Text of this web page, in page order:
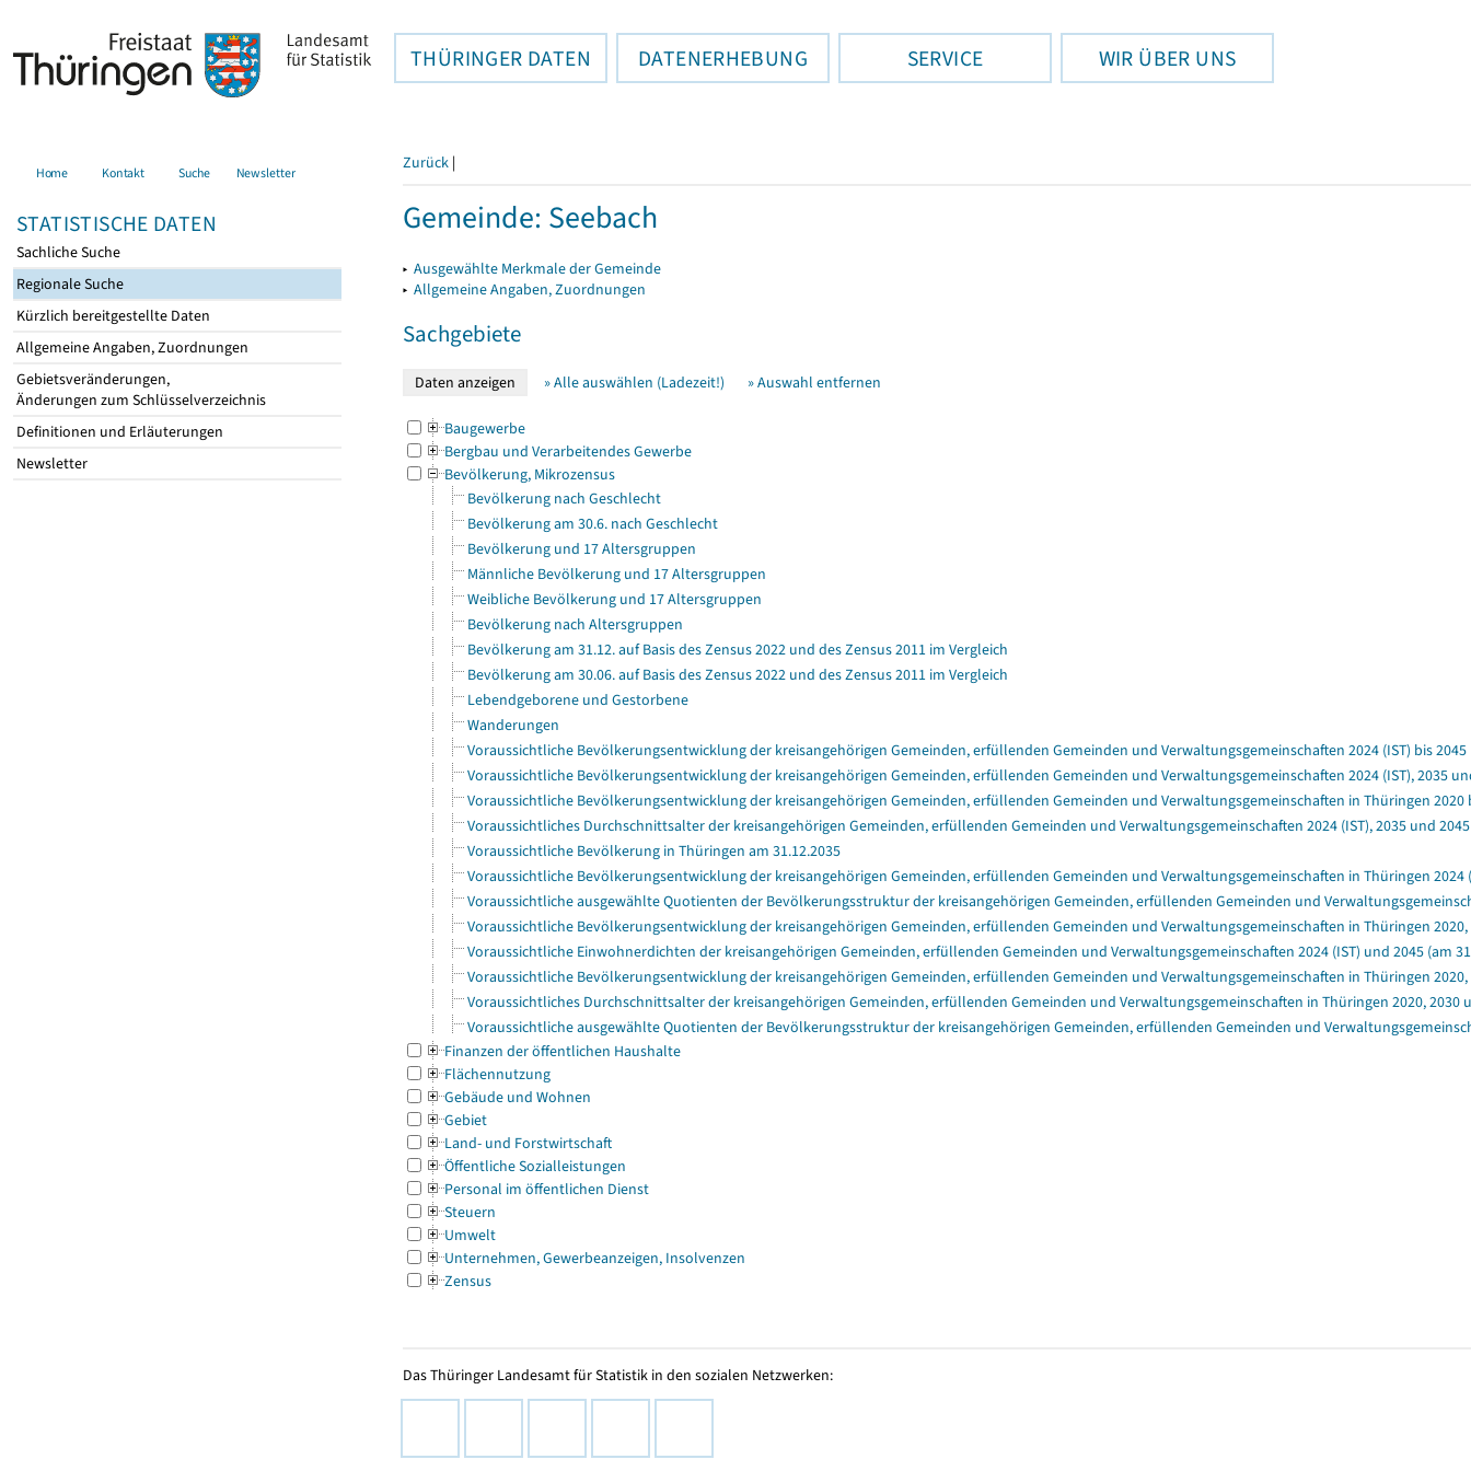
THÜRINGER DATEN DATENERHEBUNG SERVICE WIR ÜBER UNS
Home Kontakt Suche Newsletter
STATISTISCHE DATEN
Sachliche Suche
Regionale Suche
Kürzlich bereitgestellte Daten
Allgemeine Angaben, Zuordnungen
Gebietsveränderungen,
Änderungen zum Schlüsselverzeichnis
Definitionen und Erläuterungen
Newsletter
Zurück |
Gemeinde: Seebach
▸ Ausgewählte Merkmale der Gemeinde
▸ Allgemeine Angaben, Zuordnungen
Sachgebiete
» Alle auswählen (Ladezeit!) » Auswahl entfernen
Baugewerbe
Bergbau und Verarbeitendes Gewerbe
Bevölkerung, Mikrozensus
Bevölkerung nach Geschlecht
Bevölkerung am 30.6. nach Geschlecht
Bevölkerung und 17 Altersgruppen
Männliche Bevölkerung und 17 Altersgruppen
Weibliche Bevölkerung und 17 Altersgruppen
Bevölkerung nach Altersgruppen
Bevölkerung am 31.12. auf Basis des Zensus 2022 und des Zensus 2011 im Vergleich
Bevölkerung am 30.06. auf Basis des Zensus 2022 und des Zensus 2011 im Vergleich
Lebendgeborene und Gestorbene
Wanderungen
Voraussichtliche Bevölkerungsentwicklung der kreisangehörigen Gemeinden, erfüllenden Gemeinden und Verwaltungsgemeinschaften 2024 (IST) bis
Voraussichtliche Bevölkerungsentwicklung der kreisangehörigen Gemeinden, erfüllenden Gemeinden und Verwaltungsgemeinschaften 2024 (IST), 2035
Voraussichtliche Bevölkerungsentwicklung der kreisangehörigen Gemeinden, erfüllenden Gemeinden und Verwaltungsgemeinschaften in Thüringen 2020
Voraussichtliches Durchschnittsalter der kreisangehörigen Gemeinden, erfüllenden Gemeinden und Verwaltungsgemeinschaften 2024 (IST), 2035 und
Voraussichtliche Bevölkerung in Thüringen am 31.12.2035
Voraussichtliche Bevölkerungsentwicklung der kreisangehörigen Gemeinden, erfüllenden Gemeinden und Verwaltungsgemeinschaften in Thüringen
Voraussichtliche ausgewählte Quotienten der Bevölkerungsstruktur der kreisangehörigen Gemeinden, erfüllenden Gemeinden und
Voraussichtliche Bevölkerungsentwicklung der kreisangehörigen Gemeinden, erfüllenden Gemeinden und Verwaltungsgemeinschaften in Thüringen
Voraussichtliche Einwohnerdichten der kreisangehörigen Gemeinden, erfüllenden Gemeinden und Verwaltungsgemeinschaften 2024 (IST) und 2045 (am
Voraussichtliche Bevölkerungsentwicklung der kreisangehörigen Gemeinden, erfüllenden Gemeinden und Verwaltungsgemeinschaften in Thüringen 2020,
Voraussichtliches Durchschnittsalter der kreisangehörigen Gemeinden, erfüllenden Gemeinden und Verwaltungsgemeinschaften in Thüringen 2020, 2030
Voraussichtliche ausgewählte Quotienten der Bevölkerungsstruktur der kreisangehörigen Gemeinden, erfüllenden Gemeinden und
Finanzen der öffentlichen Haushalte
Flächennutzung
Gebäude und Wohnen
Gebiet
Land- und Forstwirtschaft
Öffentliche Sozialleistungen
Personal im öffentlichen Dienst
Steuern
Umwelt
Unternehmen, Gewerbeanzeigen, Insolvenzen
Zensus
Das Thüringer Landesamt für Statistik in den sozialen Netzwerken: